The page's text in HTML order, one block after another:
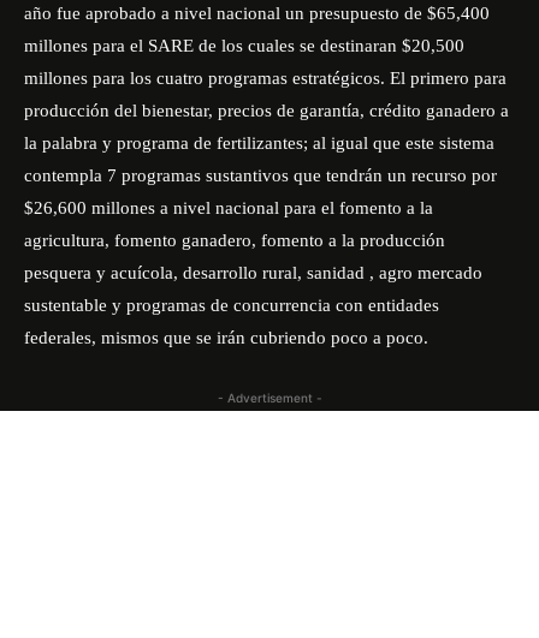
año fue aprobado a nivel nacional un presupuesto de $65,400
millones para el SARE de los cuales se destinaran $20,500
millones para los cuatro programas estratégicos. El primero para
producción del bienestar, precios de garantía, crédito ganadero a
la palabra y programa de fertilizantes; al igual que este sistema
contempla 7 programas sustantivos que tendrán un recurso por
$26,600 millones a nivel nacional para el fomento a la
agricultura, fomento ganadero, fomento a la producción
pesquera y acuícola, desarrollo rural, sanidad , agro mercado
sustentable y programas de concurrencia con entidades
federales, mismos que se irán cubriendo poco a poco.
- Advertisement -